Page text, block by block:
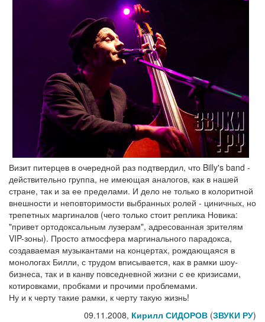
Визит питерцев в очередной раз подтвердил, что Billy's band -
действительно группа, не имеющая аналогов, как в нашей
стране, так и за ее пределами. И дело не только в колоритной
внешности и неповторимости выбранных ролей - циничных, но
трепетных маргиналов (чего только стоит реплика Новика:
"привет ортодоксальным лузерам", адресованная зрителям
VIP-зоны). Просто атмосфера маргинального парадокса,
создаваемая музыкантами на концертах, рождающаяся в
монологах Билли, с трудом вписывается, как в рамки шоу-
бизнеса, так и в канву повседневной жизни с ее кризисами,
котировками, пробками и прочими проблемами.
Ну и к черту такие рамки, к черту такую жизнь!
09.11.2008, Кирилл СИДОРОВ (ЗВУКИ РУ)